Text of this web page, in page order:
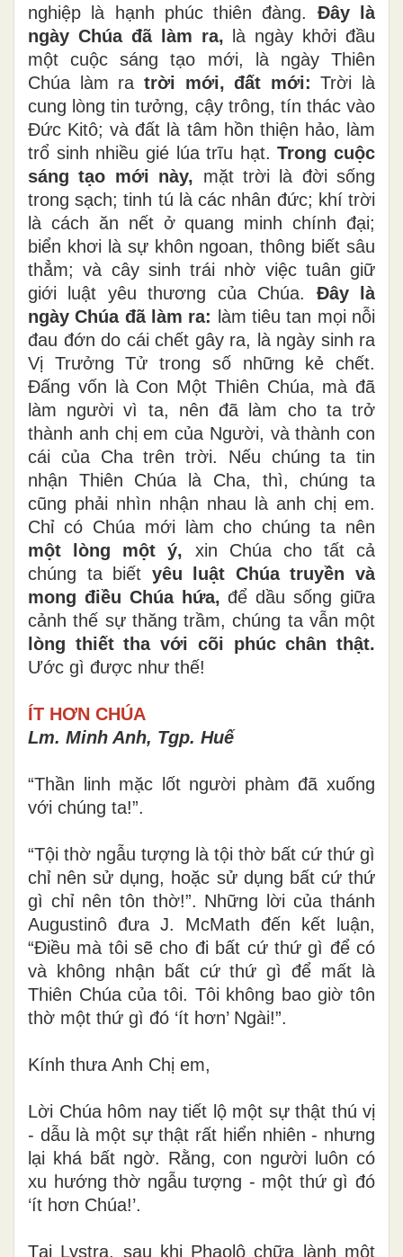
nghiệp là hạnh phúc thiên đàng. Đây là
ngày Chúa đã làm ra, là ngày khởi đầu
một cuộc sáng tạo mới, là ngày Thiên
Chúa làm ra trời mới, đất mới: Trời là
cung lòng tin tưởng, cậy trông, tín thác vào
Đức Kitô; và đất là tâm hồn thiện hảo, làm
trổ sinh nhiều gié lúa trĩu hạt.Trong cuộc
sáng tạo mới này, mặt trời là đời sống
trong sạch; tinh tú là các nhân đức; khí trời
là cách ăn nết ở quang minh chính đại;
biển khơi là sự khôn ngoan, thông biết sâu
thẳm; và cây sinh trái nhờ việc tuân giữ
giới luật yêu thương của Chúa. Đây là
ngày Chúa đã làm ra: làm tiêu tan mọi nỗi
đau đớn do cái chết gây ra, là ngày sinh ra
Vị Trưởng Tử trong số những kẻ chết.
Đấng vốn là Con Một Thiên Chúa, mà đã
làm người vì ta, nên đã làm cho ta trở
thành anh chị em của Người, và thành con
cái của Cha trên trời. Nếu chúng ta tin
nhận Thiên Chúa là Cha, thì, chúng ta
cũng phải nhìn nhận nhau là anh chị em.
Chỉ có Chúa mới làm cho chúng ta nên
một lòng một ý, xin Chúa cho tất cả
chúng ta biết yêu luật Chúa truyền và
mong điều Chúa hứa, để dầu sống giữa
cảnh thế sự thăng trầm, chúng ta vẫn một
lòng thiết tha với cõi phúc chân thật.
Ước gì được như thế!
ÍT HƠN CHÚA
Lm. Minh Anh, Tgp. Huế
“Thần linh mặc lốt người phàm đã xuống
với chúng ta!”.
“Tội thờ ngẫu tượng là tội thờ bất cứ thứ gì
chỉ nên sử dụng, hoặc sử dụng bất cứ thứ
gì chỉ nên tôn thờ!”. Những lời của thánh
Augustinô đưa J. McMath đến kết luận,
“Điều mà tôi sẽ cho đi bất cứ thứ gì để có
và không nhận bất cứ thứ gì để mất là
Thiên Chúa của tôi. Tôi không bao giờ tôn
thờ một thứ gì đó ‘ít hơn’ Ngài!”.
Kính thưa Anh Chị em,
Lời Chúa hôm nay tiết lộ một sự thật thú vị
- dẫu là một sự thật rất hiển nhiên - nhưng
lại khá bất ngờ. Rằng, con người luôn có
xu hướng thờ ngẫu tượng - một thứ gì đó
‘ít hơn Chúa!’.
Tại Lystra, sau khi Phaolô chữa lành một